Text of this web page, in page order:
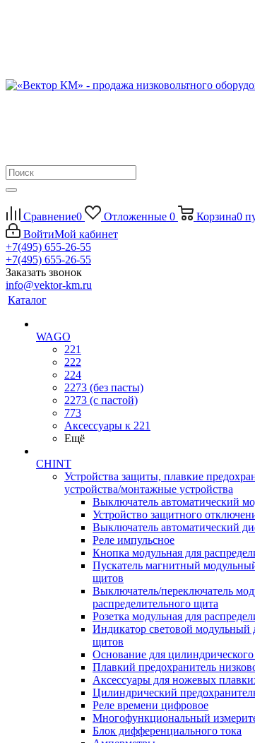
Сравнение0 Отложенные 0 Корзина0
ВойтиМой кабинет
+7(495) 655-26-55
+7(495) 655-26-55
Заказать звонок
info@vektor-km.ru
Каталог
WAGO
221
222
224
2273 (без пасты)
2273 (с пастой)
773
Аксессуары к 221
Ещё
CHINT
Устройства защиты, плавкие
устройства/монтажные устройства
Выключатель автоматический
Устройство защитного
Выключатель автоматический
Реле импульсное
Кнопка модульная для
Пускатель магнитный
щитов
Выключатель/переключатель
распределительного щита
Розетка модульная для
Индикатор световой модульный
щитов
Основание для
Плавкий предохранитель
Аксессуары для ножевых
Цилиндрический
Реле времени цифровое
Многофункциональный
Блок дифференциального тока